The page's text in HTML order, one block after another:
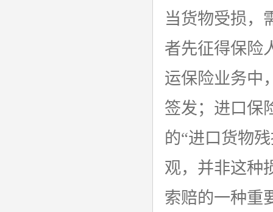
当货物受损，
者先征得保险
运保险业务中
签发；进口保
的“进口货物
观，并非这种
索赔的一种重